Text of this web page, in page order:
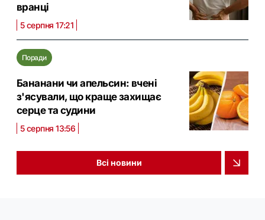
вранці
5 серпня 17:21
Поради
Бананани чи апельсин: вчені
з'ясували, що краще захищає
серце та судини
5 серпня 13:56
Всі новини